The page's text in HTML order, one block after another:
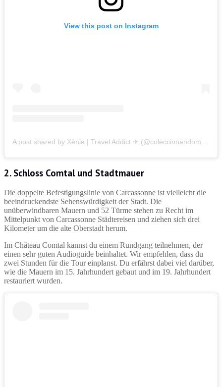
View this post on Instagram
A post shared by Xènia | Travel Addict ✈ (@coleccionandomomentosss)
2. Schloss Comtal und Stadtmauer
Die doppelte Befestigungslinie von Carcassonne ist vielleicht die
beeindruckendste Sehenswürdigkeit der Stadt. Die
unüberwindbaren Mauern und 52 Türme stehen zu Recht im
Mittelpunkt von Carcassonne Städtereisen und ziehen sich drei
Kilometer um die alte Oberstadt herum.
Im Château Comtal kannst du einem Rundgang teilnehmen, der
einen sehr guten Audioguide beinhaltet. Wir empfehlen, dass du
zwei Stunden für die Tour einplanst. Du erfährst dabei viel darüber,
wie die Mauern im 15. Jahrhundert gebaut und im 19. Jahrhundert
restauriert wurden.